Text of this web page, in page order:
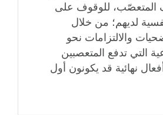
المتعصّب، للوقوف على
لديهم؛ من خلال
والالتزامات نحو
التي تدفع المتعصبين
نهائية قد يكونون أول